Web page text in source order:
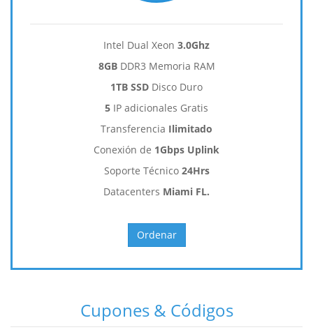
Intel Dual Xeon 3.0Ghz
8GBDDR3 Memoria RAM
1TB SSD Disco Duro
5 IP adicionales Gratis
Transferencia Ilimitado
Conexión de 1Gbps Uplink
Soporte Técnico 24Hrs
Datacenters Miami FL.
Ordenar
Cupones & Códigos